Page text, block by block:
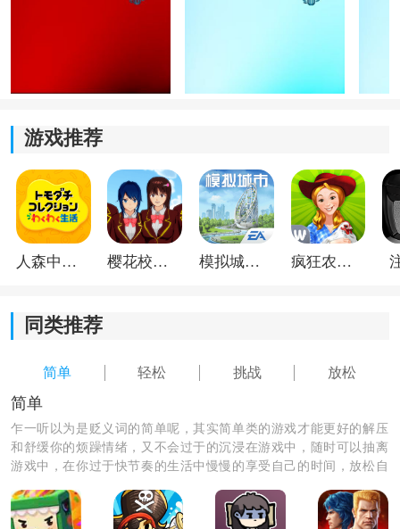
力，将各种物品进行精准搅拌和混合，体验独特的混合
2)游戏拥有美丽的图形界面，绚丽多彩的特效和流畅的动
和视觉体验。
3)游戏操作简单明了，只需简单的触摸和滑动操作即可完
成搅拌过程，让玩家轻松上手，享受游戏的乐趣。
4)挑战不同难度的关卡，每一关都设有独特的任务和目
标，需要玩家灵活运用混合器，经过思考和策略，才能
游戏推荐
人森中文版 樱花校园模拟器1.048.00中文版 模拟城市我是巿长联机版 疯狂农场3美国派19
同类推荐
简单 轻松 挑战 放松
简单
乍一听以为是贬义词的简单呢，其实简单类的游戏才能更好的解压
和舒缓你的烦躁情绪，又不会过于的沉浸在游戏中，随时可以抽离
游戏中，在你过于快节奏的生活中慢慢的享受自己的时间，放松自